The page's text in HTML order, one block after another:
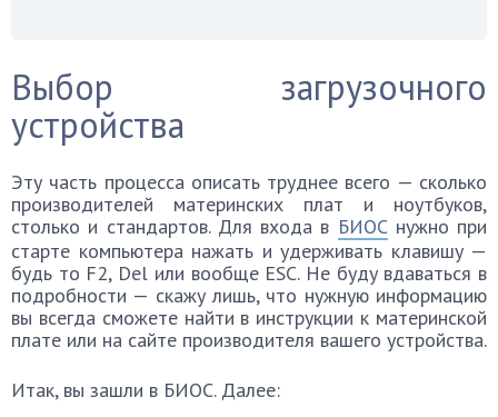
Выбор загрузочного
устройства
Эту часть процесса описать труднее всего — сколько
производителей материнских плат и ноутбуков,
столько и стандартов. Для входа в БИОСнужно при
старте компьютера нажать и удерживать клавишу —
будь то F2, Del или вообще ESC. Не буду вдаваться в
подробности — скажу лишь, что нужную информацию
вы всегда сможете найти в инструкции к материнской
плате или на сайте производителя вашего устройства.
Итак, вы зашли в БИОС. Далее: